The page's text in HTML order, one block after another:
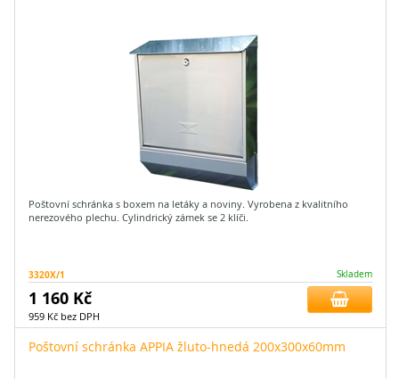
Poštovní schránka s boxem na letáky a noviny. Vyrobena z kvalitního
nerezového plechu. Cylindrický zámek se 2 klíči.
3320X/1 Skladem
1 160 Kč
959 Kč bez DPH
Poštovní schránka APPIA žluto-hnedá 200x300x60mm